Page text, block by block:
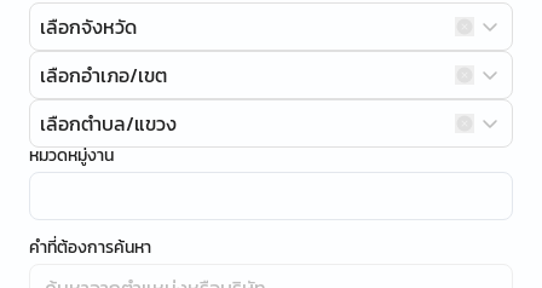
เลือกจังหวัด
เลือกอำเภอ/เขต
เลือกตำบล/แขวง
หมวดหมู่งาน
คำที่ต้องการค้นหา